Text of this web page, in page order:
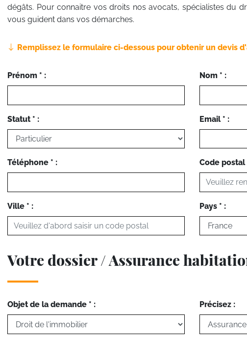
dégâts. Pour connaitre vos droits nos avocats, spécialistes du
vous guident dans vos démarches.
Remplissez le formulaire ci-dessous pour obtenir un devis
Prénom * : Nom * :
Statut * : Email * :
Téléphone * : Code postal
Ville * : Pays * :
Votre dossier / Assurance
Objet de la demande * : Précisez :